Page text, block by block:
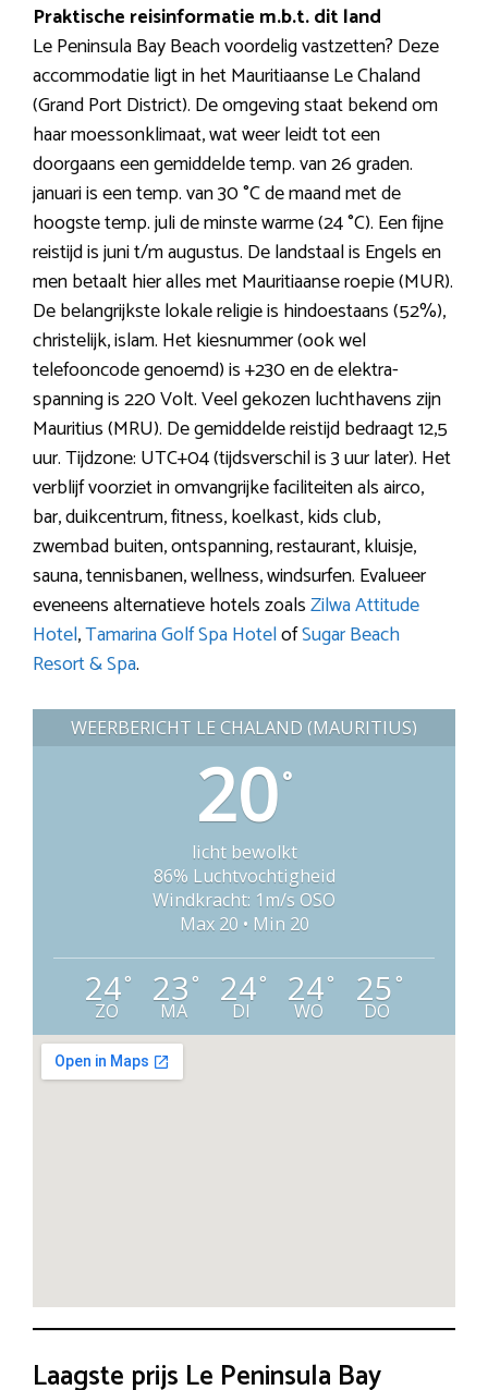
Praktische reisinformatie m.b.t. dit land
Le Peninsula Bay Beach voordelig vastzetten? Deze
accommodatie ligt in het Mauritiaanse Le Chaland
(Grand Port District). De omgeving staat bekend om
haar moessonklimaat, wat weer leidt tot een
doorgaans een gemiddelde temp. van 26 graden.
januari is een temp. van 30 °C de maand met de
hoogste temp. juli de minste warme (24 °C). Een fijne
reistijd is juni t/m augustus. De landstaal is Engels en
men betaalt hier alles met Mauritiaanse roepie (MUR).
De belangrijkste lokale religie is hindoestaans (52%),
christelijk, islam. Het kiesnummer (ook wel
telefooncode genoemd) is +230 en de elektra-
spanning is 220 Volt. Veel gekozen luchthavens zijn
Mauritius (MRU). De gemiddelde reistijd bedraagt 12,5
uur. Tijdzone: UTC+04 (tijdsverschil is 3 uur later). Het
verblijf voorziet in omvangrijke faciliteiten als airco,
bar, duikcentrum, fitness, koelkast, kids club,
zwembad buiten, ontspanning, restaurant, kluisje,
sauna, tennisbanen, wellness, windsurfen. Evalueer
eveneens alternatieve hotels zoalsZilwa Attitude
Hotel,Tamarina Golf Spa HotelofSugar Beach
Resort & Spa.
WEERBERICHT LE CHALAND (MAURITIUS)
20°
licht bewolkt
86% Luchtvochtigheid
Windkracht: 1m/s OSO
Max 20 • Min 20
24°
ZO
23°
MA
24°
DI
24°
WO
25°
DO
Laagste prijs Le Peninsula Bay